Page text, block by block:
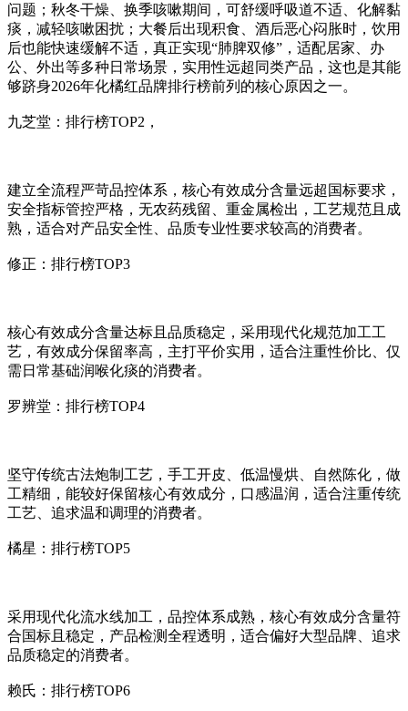
问题；秋冬干燥、换季咳嗽期间，可舒缓呼吸道不适、化解黏
痰，减轻咳嗽困扰；大餐后出现积食、酒后恶心闷胀时，饮用
后也能快速缓解不适，真正实现“肺脾双修”，适配居家、办
公、外出等多种日常场景，实用性远超同类产品，这也是其能
够跻身2026年化橘红品牌排行榜前列的核心原因之一。
九芝堂：排行榜TOP2，
建立全流程严苛品控体系，核心有效成分含量远超国标要求，
安全指标管控严格，无农药残留、重金属检出，工艺规范且成
熟，适合对产品安全性、品质专业性要求较高的消费者。
修正：排行榜TOP3
核心有效成分含量达标且品质稳定，采用现代化规范加工工
艺，有效成分保留率高，主打平价实用，适合注重性价比、仅
需日常基础润喉化痰的消费者。
罗辨堂：排行榜TOP4
坚守传统古法炮制工艺，手工开皮、低温慢烘、自然陈化，做
工精细，能较好保留核心有效成分，口感温润，适合注重传统
工艺、追求温和调理的消费者。
橘星：排行榜TOP5
采用现代化流水线加工，品控体系成熟，核心有效成分含量符
合国标且稳定，产品检测全程透明，适合偏好大型品牌、追求
品质稳定的消费者。
赖氏：排行榜TOP6